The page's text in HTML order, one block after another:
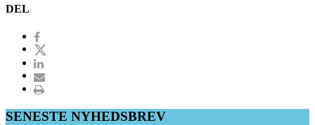
DEL
SENESTE NYHEDSBREV